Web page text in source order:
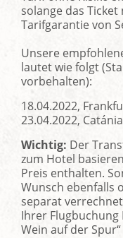
solange das
Tarifgarantie von
Unsere
lautet wie folgt
vorbehalten):
18.04.2022,
23.04.2022,
Wichtig: Der
zum Hotel
Preis enthalten.
Wunsch ebenfalls
separat
Ihrer Flugbuchung
Wein auf der